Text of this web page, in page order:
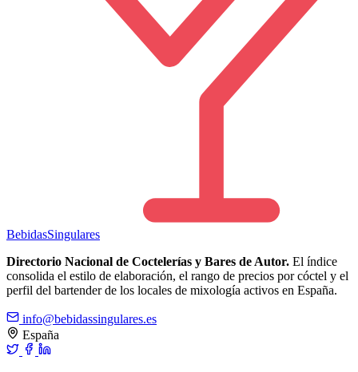
BebidasSingulares
Directorio Nacional de Coctelerías y Bares de Autor. El índice
consolida el estilo de elaboración, el rango de precios por cóctel y el
perfil del bartender de los locales de mixología activos en España.
info@bebidassingulares.es
España